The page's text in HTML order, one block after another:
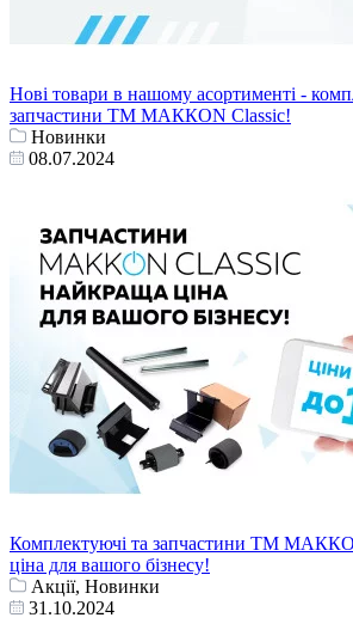
Нові товари в нашому асортименті -
запчастини ТМ МАККОN Classic!
Новинки
08.07.2024
Комплектуючі та запчастини ТМ
ціна для вашого бізнесу!
Акції, Новинки
31.10.2024